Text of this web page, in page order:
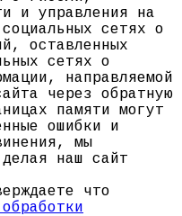
и управления на
сетях о
оставленных
сетях о
направляемой
через обратную
памяти могут
ошибки и
мы
наш сайт
что